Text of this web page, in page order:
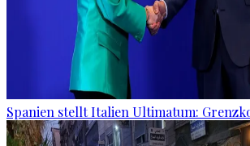
Spanien stellt Italien Ultimatum: